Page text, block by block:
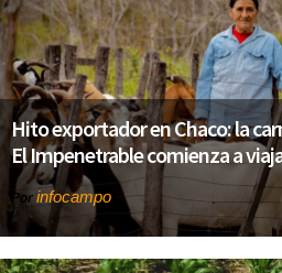
Hito exportador en Chaco: la
El Impenetrable comienza a
Por infocampo